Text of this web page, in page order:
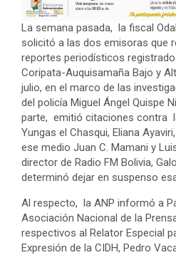
La semana pasada, la fiscal
solicitó a las dos emisoras que
reportes periodísticos
Coripata-Auquisamaña Bajo y
julio, en el marco de las
del policía Miguel Ángel Quispe
parte, emitió citaciones contra
Yungas el Chasqui, Eliana
ese medio Juan C. Mamani y
director de Radio FM Bolivia,
determinó dejar en suspenso
Al respecto, la ANP informó a
Asociación Nacional de la
respectivos al Relator Especial
Expresión de la CIDH, Pedro